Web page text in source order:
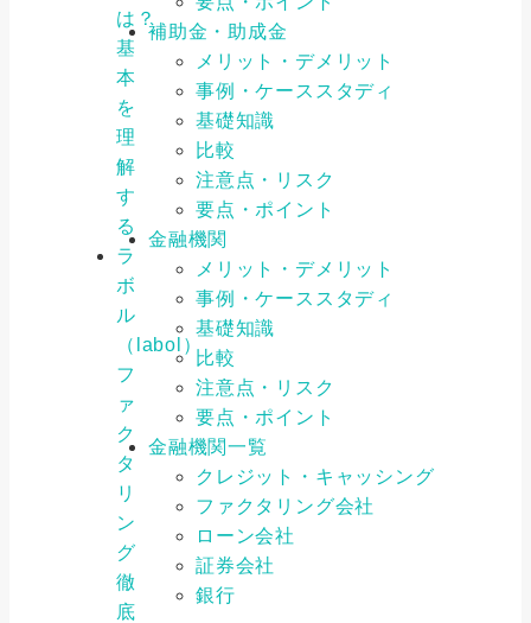
は？
基
本
を
理
解
す
る
ラ
ボ
ル
（labol）
フ
ァ
ク
タ
リ
ン
グ
徹
底
補助金・助成金
メリット・デメリット
事例・ケーススタディ
基礎知識
比較
注意点・リスク
要点・ポイント
金融機関
メリット・デメリット
事例・ケーススタディ
基礎知識
比較
注意点・リスク
要点・ポイント
金融機関一覧
クレジット・キャッシング
ファクタリング会社
ローン会社
証券会社
銀行